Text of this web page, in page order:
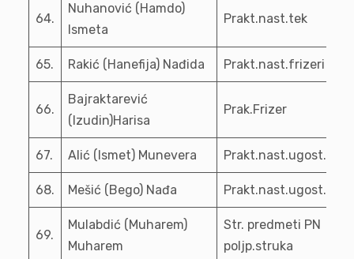
64.
Nuhanović (Hamdo)
Ismeta
Prakt.nast.tek
65. Rakić (Hanefija) Nađida Prakt.nast.frizeri
66.
Bajraktarević
(Izudin)Harisa
Prak.Frizer
67. Alić (Ismet) Munevera Prakt.nast.ugost.
68. Mešić (Bego) Nađa Prakt.nast.ugost.
69.
Mulabdić (Muharem)
Muharem
Str. predmeti PN
poljp.struka